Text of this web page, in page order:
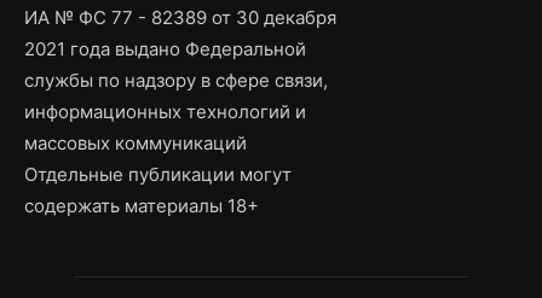
ИА № ФС 77 - 82389 от 30 декабря
2021 года выдано Федеральной
службы по надзору в сфере связи,
информационных технологий и
массовых коммуникаций
Отдельные публикации могут
содержать материалы 18+